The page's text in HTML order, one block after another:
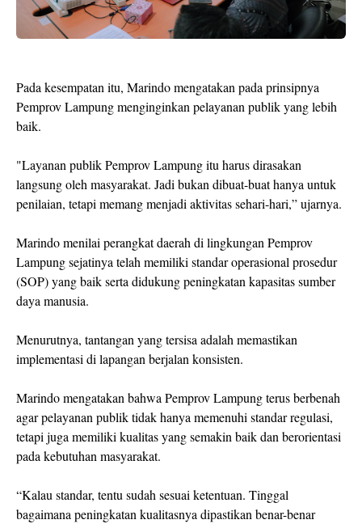
Pada kesempatan itu, Marindo mengatakan pada prinsipnya
Pemprov Lampung menginginkan pelayanan publik yang lebih
baik.
"Layanan publik Pemprov Lampung itu harus dirasakan
langsung oleh masyarakat. Jadi bukan dibuat-buat hanya untuk
penilaian, tetapi memang menjadi aktivitas sehari-hari,” ujarnya.
Marindo menilai perangkat daerah di lingkungan Pemprov
Lampung sejatinya telah memiliki standar operasional prosedur
(SOP) yang baik serta didukung peningkatan kapasitas sumber
daya manusia.
Menurutnya, tantangan yang tersisa adalah memastikan
implementasi di lapangan berjalan konsisten.
Marindo mengatakan bahwa Pemprov Lampung terus berbenah
agar pelayanan publik tidak hanya memenuhi standar regulasi,
tetapi juga memiliki kualitas yang semakin baik dan berorientasi
pada kebutuhan masyarakat.
“Kalau standar, tentu sudah sesuai ketentuan. Tinggal
bagaimana peningkatan kualitasnya dipastikan benar-benar